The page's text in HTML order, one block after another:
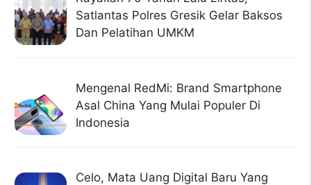
Satlantas Polres Gresik Gelar Baksos
Dan Pelatihan UMKM
Mengenal RedMi: Brand Smartphone
Asal China Yang Mulai Populer Di
Indonesia
Celo, Mata Uang Digital Baru Yang